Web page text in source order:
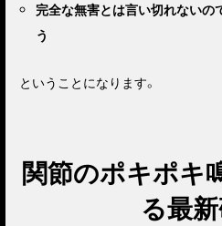
完全な無害とは言い切れないの
う
ということになります。
関節のポキポキ
る最